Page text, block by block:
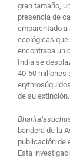
gran tamaño,
presencia de
emparentado a
ecológicas que
encontraba
India se
40-50 millones
de su extinción.
bandera de la
publicación de
Esta